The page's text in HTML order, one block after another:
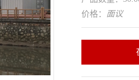
价格： 面议